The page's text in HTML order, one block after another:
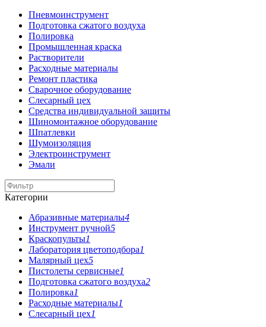
Пневмоинструмент
Подготовка сжатого воздуха
Полировка
Промышленная краска
Растворители
Расходные материалы
Ремонт пластика
Сварочное оборудование
Слесарный цех
Средства индивидуальной защиты
Шиномонтажное оборудование
Шпатлевки
Шумоизоляция
Электроинструмент
Эмали
Категории
Абразивные материалы4
Инструмент ручной5
Краскопульты1
Лаборатория цветоподбора1
Малярный цех5
Пистолеты сервисные1
Подготовка сжатого воздуха2
Полировка1
Расходные материалы1
Слесарный цех1